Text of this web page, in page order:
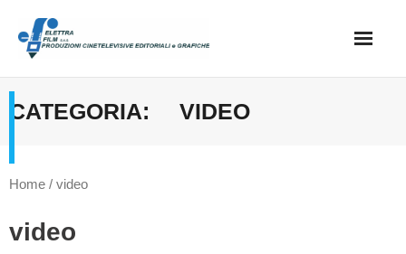
content
preventivi
CATEGORIA: VIDEO
Home / video
video